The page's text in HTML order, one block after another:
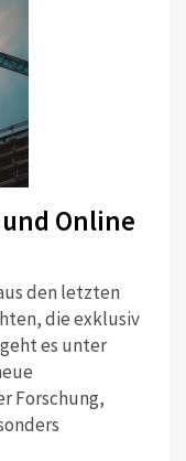
Online
den letzten
die exklusiv
es unter
Forschung,